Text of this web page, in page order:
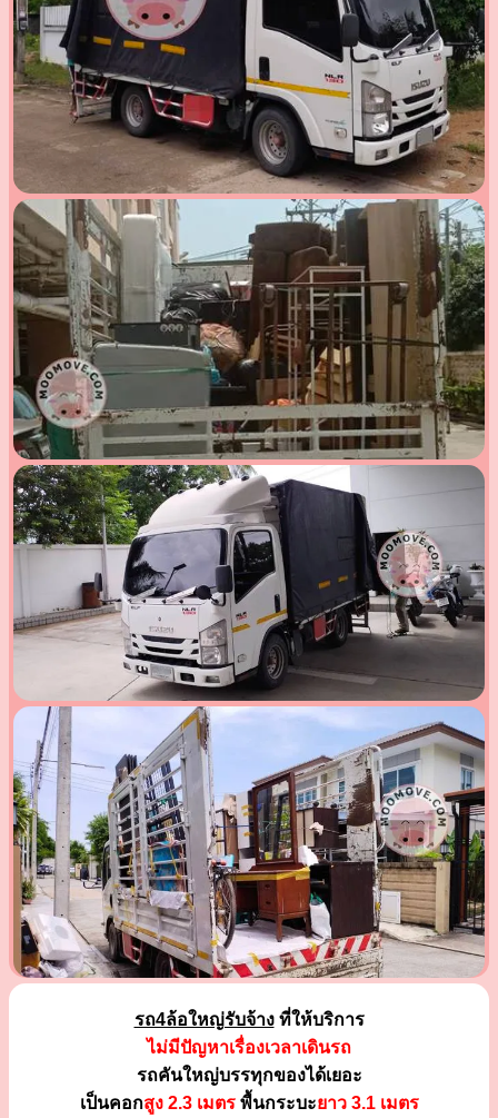
รถ4ล้อใหญ่รับจ้างที่ให้บริการ
ไม่มีปัญหาเรื่องเวลาเดินรถ
รถคันใหญ่บรรทุกของได้เยอะ
เป็นคอกสูง 2.3 เมตรพื้นกระบะยาว 3.1 เมตร